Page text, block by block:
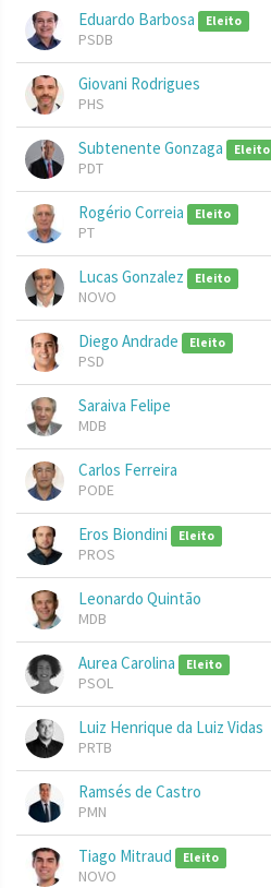
Eduardo Barbosa Eleito
PSDB
Giovani Rodrigues
PHS
Subtenente Gonzaga Eleito
PDT
Rogério Correia Eleito
PT
Lucas Gonzalez Eleito
NOVO
Diego Andrade Eleito
PSD
Saraiva Felipe
MDB
Carlos Ferreira
PODE
Eros Biondini Eleito
PROS
Leonardo Quintão
MDB
Aurea Carolina Eleito
PSOL
Luiz Henrique da Luiz Vidas
PRTB
Ramsés de Castro
PMN
Tiago Mitraud Eleito
NOVO